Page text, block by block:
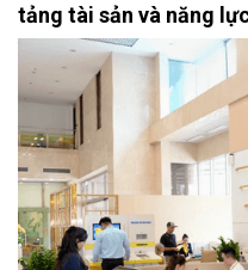
tảng tài sản và năng